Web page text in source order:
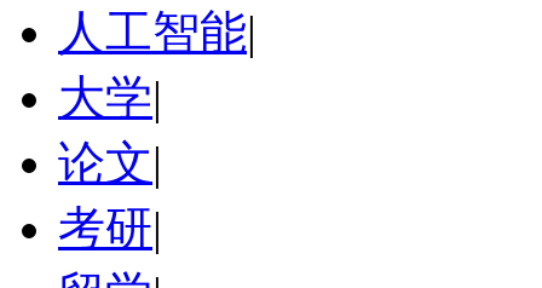
人工智能|
大学|
论文|
考研|